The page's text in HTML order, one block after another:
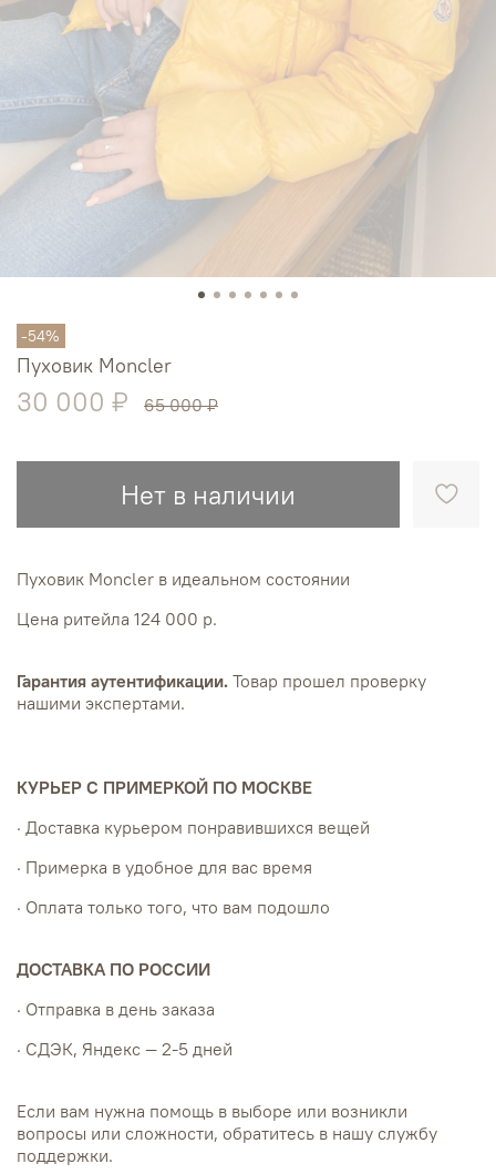
-54%
Пуховик Moncler
30 000 ₽ 65 000 ₽
Нет в наличии
Пуховик Moncler в идеальном состоянии
Цена ритейла 124 000 р.
Гарантия аутентификации. Товар прошел проверку
нашими экспертами.
КУРЬЕР С ПРИМЕРКОЙ ПО МОСКВЕ
· Доставка курьером понравившихся вещей
· Примерка в удобное для вас время
· Оплата только того, что вам подошло
ДОСТАВКА ПО РОССИИ
· Отправка в день заказа
· СДЭК, Яндекс — 2-5 дней
Если вам нужна помощь в выборе или возникли
вопросы или сложности, обратитесь в нашу службу
поддержки.